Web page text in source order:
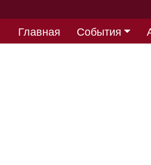
Главная События